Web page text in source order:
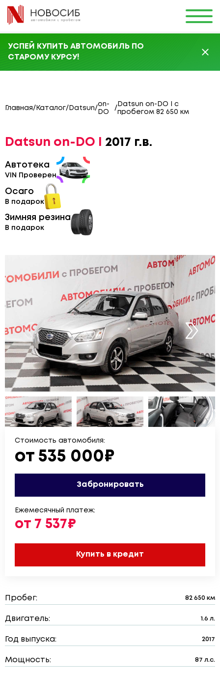
УСПЕЙ КУПИТЬ АВТОМОБИЛЬ ПО
СТАРОМУ КУРСУ!
Главная/ Каталог/ Datsun/
on-
DO
/
Datsun on-DO I с
пробегом 82 650 км
Datsun on-DO I 2017 г.в.
Автотека
VIN Проверен
Осаго
В подарок
Зимняя резина
В подарок
Стоимость автомобиля:
от 535 000₽
Забронировать
Ежемесячный платеж:
от 7 537₽
Купить в кредит
Пробег: 82 650 км
Двигатель: 1.6 л.
Год выпуска: 2017
Мощность: 87 л.с.